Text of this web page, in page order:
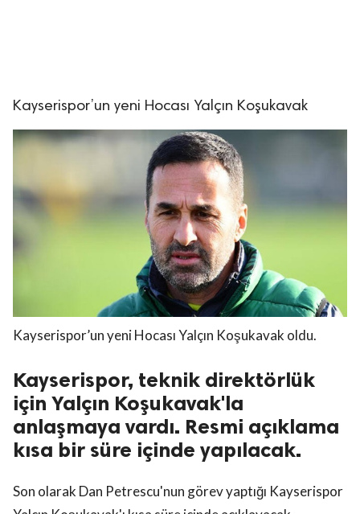
Kayserispor’un yeni Hocası Yalçın Koşukavak
Kayserispor’un yeni Hocası Yalçın Koşukavak oldu.
Kayserispor, teknik direktörlük
için Yalçın Koşukavak'la
anlaşmaya vardı. Resmi açıklama
kısa bir süre içinde yapılacak.
Son olarak Dan Petrescu'nun görev yaptığı Kayserispor